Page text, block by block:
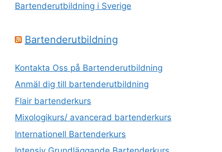
Bartenderutbildning i Sverige
Bartenderutbildning
Kontakta Oss på Bartenderutbildning
Anmäl dig till bartenderutbildning
Flair bartenderkurs
Mixologikurs/ avancerad bartenderkurs
Internationell Bartenderkurs​